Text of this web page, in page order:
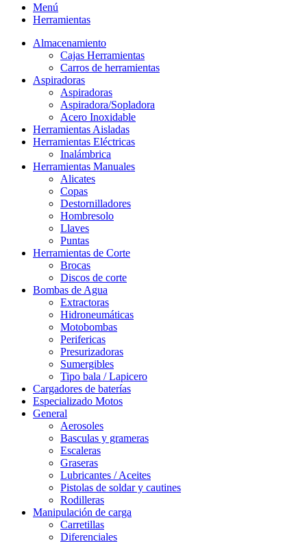
Menú
Herramientas
Almacenamiento
Cajas Herramientas
Carros de herramientas
Aspiradoras
Aspiradoras
Aspiradora/Sopladora
Acero Inoxidable
Herramientas Aisladas
Herramientas Eléctricas
Inalámbrica
Herramientas Manuales
Alicates
Copas
Destornilladores
Hombresolo
Llaves
Puntas
Herramientas de Corte
Brocas
Discos de corte
Bombas de Agua
Extractoras
Hidroneumáticas
Motobombas
Perifericas
Presurizadoras
Sumergibles
Tipo bala / Lapicero
Cargadores de baterías
Especializado Motos
General
Aerosoles
Basculas y grameras
Escaleras
Graseras
Lubricantes / Aceites
Pistolas de soldar y cautines
Rodilleras
Manipulación de carga
Carretillas
Diferenciales